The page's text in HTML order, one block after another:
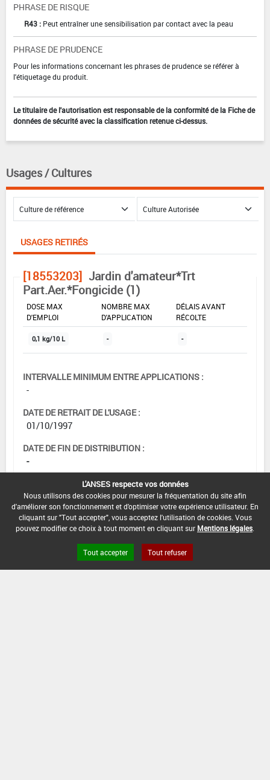
PHRASE DE RISQUE
R43 : Peut entraîner une sensibilisation par contact avec la peau
PHRASE DE PRUDENCE
Pour les informations concernant les phrases de prudence se référer à
l'étiquetage du produit.
Le titulaire de l'autorisation est responsable de la conformité de la Fiche de
données de sécurité avec la classification retenue ci-dessus.
Usages / Cultures
USAGES RETIRÉS
[18553203] Jardin d'amateur*Trt
Part.Aer.*Fongicide (1)
DOSE MAX
D'EMPLOI
NOMBRE MAX
D'APPLICATION
DÉLAIS AVANT
RÉCOLTE
0,1 kg/10 L - -
INTERVALLE MINIMUM ENTRE APPLICATIONS :
-
DATE DE RETRAIT DE L'USAGE :
01/10/1997
DATE DE FIN DE DISTRIBUTION :
-
DATE DE FIN D'UTILISATION :
-
L'ANSES respecte vos données
Nous utilisons des cookies pour mesurer la fréquentation du site afin
d'améliorer son fonctionnement et d'optimiser votre expérience utilisateur. En
cliquant sur "Tout accepter", vous acceptez l'utilisation de cookies. Vous
pouvez modifier ce choix à tout moment en cliquant sur Mentions légales
Tout accepter Tout refuser